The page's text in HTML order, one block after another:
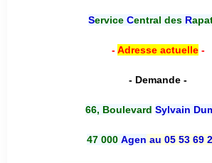
Service Central desR
-Adresse actuelle-
- Demande -
66, Boulevard Sylvain
47 000 Agen au 05 53 69